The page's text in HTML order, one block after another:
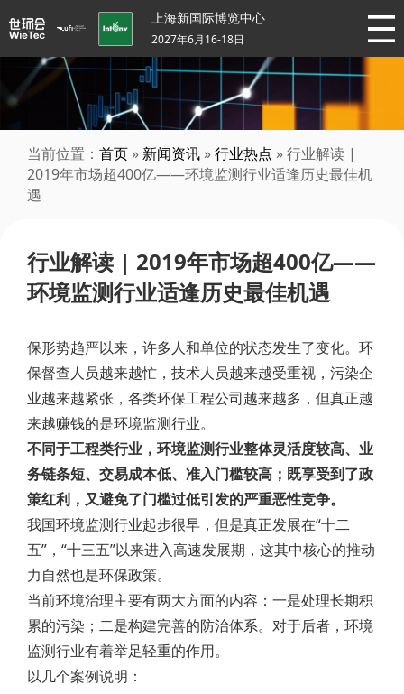
上海新国际博览中心
2027年6月16-18日
当前位置： 首页 » 新闻资讯 »行业热点 » 行业解读 |
2019年市场超400亿——环境监测行业适逢历史最佳机
遇
行业解读 | 2019年市场超400亿——
环境监测行业适逢历史最佳机遇
保形势趋严以来，许多人和单位的状态发生了变化。环
保督查人员越来越忙，技术人员越来越受重视，污染企
业越来越紧张，各类环保工程公司越来越多，但真正越
来越赚钱的是环境监测行业。
不同于工程类行业，环境监测行业整体灵活度较高、业
务链条短、交易成本低、准入门槛较高；既享受到了政
策红利，又避免了门槛过低引发的严重恶性竞争。
我国环境监测行业起步很早，但是真正发展在“十二
五”，“十三五”以来进入高速发展期，这其中核心的推动
力自然也是环保政策。
当前环境治理主要有两大方面的内容：一是处理长期积
累的污染；二是构建完善的防治体系。对于后者，环境
监测行业有着举足轻重的作用。
以几个案例说明：